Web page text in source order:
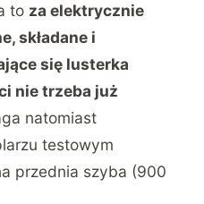
to za elektrycznie
składane i
się lusterka
nie trzeba już
natomiast
testowym
przednia szyba (900